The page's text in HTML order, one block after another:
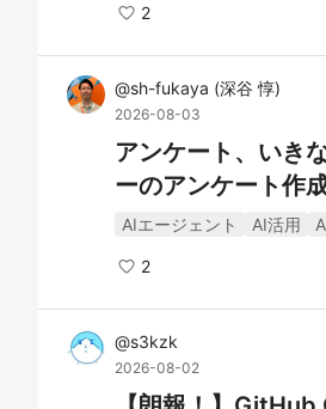
2
@sh-fukaya (深谷 惇)
2026-08-03
アンケート、いき
ーのアンケート作
AIエージェント AI活用
2
@s3kzk
2026-08-02